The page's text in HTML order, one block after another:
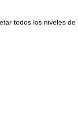
todos los niveles